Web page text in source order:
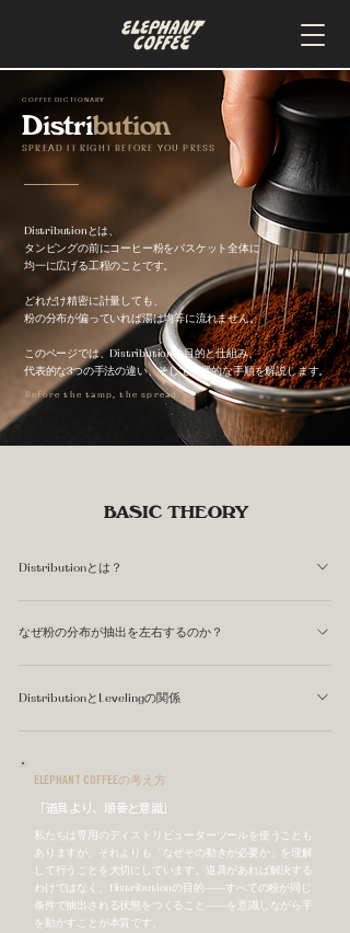
Distribution
Distributionとは、
タンピングの前にコーヒー粉をバスケット全体に
均一に広げる工程のことです。
どれだけ精密に計量しても、
粉の分布が偏っていれば湯は均等に流れません。
このページでは、Distributionの目的と仕組み、
代表的な3つの手法の違い、そして実践的な手順を解説します。
COFFEE DICTIONARY
SPREAD IT RIGHT BEFORE YOU PRESS
Before the tamp, the spread.
BASIC THEORY
Distributionとは？
ィルターのバスケット内に均一に広げ、タンピングに適し
（ならし）」または「ディストリビューション」とそのま
工程です。
なぜ粉の分布が抽出を左右するのか？
コーヒー粉の層を通過します。湯は抵抗の低いところを優
湯が通らず未抽出になります。 カップに落ちるエスプレ
ッソは、この「不均一な抽出」が混ざり合った液体になり
ます。苦みと酸味が同時に出て味のバランスが悪くなる場
合、Distributionの不均一さが原因であることは少なくあ
りません。
DistributionとLevelingの関係
念で、Levelingはそのなかの一工程です。 WDT（内部の
ほぐし）、表面の水平化、ディストリビューターでの仕上
げ——これらはすべてDistributionの手法です。
ELEPHANT COFFEEの考え方
「道具より、順番と意識」
私たちは専用のディストリビューターツールを使うことも
ありますが、それよりも「なぜその動きが必要か」を理解
して行うことを大切にしています。道具があれば解決する
わけではなく、Distributionの目的——すべての粉が同じ
条件で抽出される状態をつくること——を意識しながら手
を動かすことが本質です。